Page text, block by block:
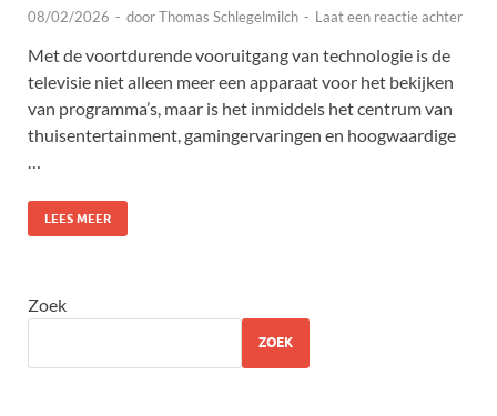
08/02/2026 - doorThomas Schlegelmilch - Laat een reactie achter
Met de voortdurende vooruitgang van technologie is de
televisie niet alleen meer een apparaat voor het bekijken
van programma’s, maar is het inmiddels het centrum van
thuisentertainment, gamingervaringen en hoogwaardige
LEES MEER
Zoek
ZOEK